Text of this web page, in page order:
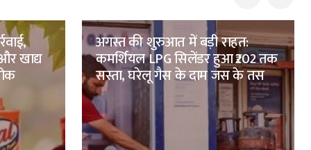
खाद्य
अगस्त की शुरुआत में बड़ी राहत:
कमर्शियल LPG सिलेंडर हुआ ₹202 तक
सस्ता, घरेलू गैस के दाम जस के तस